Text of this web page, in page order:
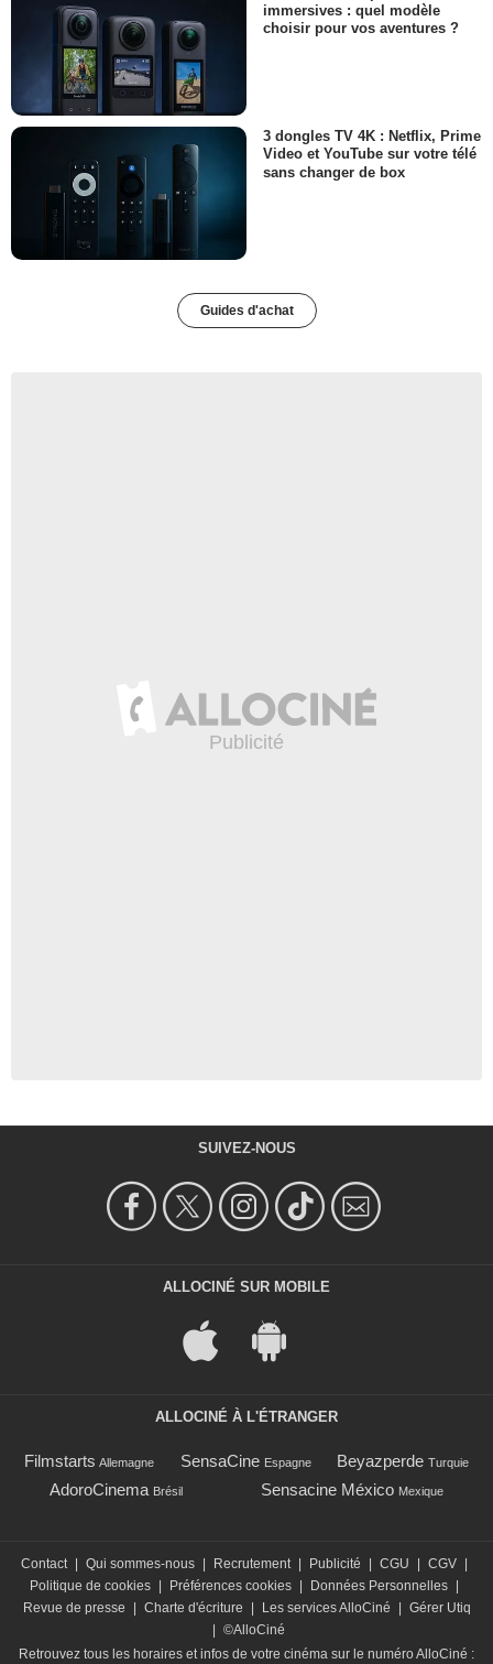
immersives : quel modèle
choisir pour vos aventures ?
3 dongles TV 4K : Netflix, Prime
Video et YouTube sur votre télé
sans changer de box
Guides d'achat
SUIVEZ-NOUS
ALLOCINÉ SUR MOBILE
ALLOCINÉ À L'ÉTRANGER
Filmstarts Allemagne SensaCine Espagne Beyazperde Turquie
AdoroCinema Brésil Sensacine México Mexique
Contact | Qui sommes-nous | Recrutement | Publicité | CGU | CGV |
Politique de cookies | Préférences cookies | Données Personnelles |
Revue de presse
| Charte d'écriture | Les services AlloCiné | Gérer Utiq
| ©AlloCiné
Retrouvez tous les horaires et infos de votre cinéma sur le numéro AlloCiné :